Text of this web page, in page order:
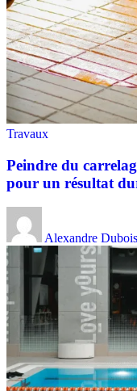
Travaux
Peindre du
pour un résultat
Alexandre Dubois